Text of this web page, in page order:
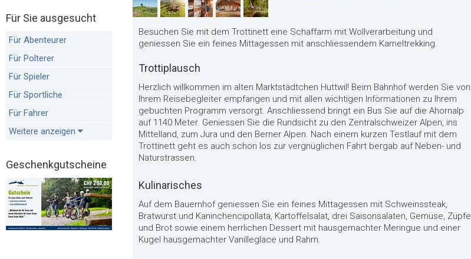
Für Sie ausgesucht
Für Abenteurer
Für Polterer
Für Spieler
Für Sportliche
Für Fahrer
Weitere anzeigen
Geschenkgutscheine
Besuchen Sie mit dem Trottinett eine Schaffarm mit Wollverarbeitung und
geniessen Sie ein feines Mittagessen mit anschliessendem Kameltrekking.
Trottiplausch
Herzlich willkommen im alten Marktstädtchen Huttwil! Beim Bahnhof werden Sie von
Ihrem Reisebegleiter empfangen und mit allen wichtigen Informationen zu Ihrem
gebuchten Programm versorgt. Anschliessend bringt ein Bus Sie auf die Ahornalp
auf 1140 Meter. Geniessen Sie die Rundsicht zu den Zentralschweizer Alpen, ins
Mittelland, zum Jura und den Berner Alpen. Nach einem kurzen Testlauf mit dem
Trottinett geht es auch schon los zur vergnüglichen Fahrt bergab auf Neben- und
Naturstrassen.
Kulinarisches
Auf dem Bauernhof geniessen Sie ein feines Mittagessen mit Schweinssteak,
Bratwurst und Kaninchencipollata, Kartoffelsalat, drei Saisonsalaten, Gemüse, Züpfe
und Brot sowie einem herrlichen Dessert mit hausgemachter Meringue und einer
Kugel hausgemachter Vanilleglace und Rahm.